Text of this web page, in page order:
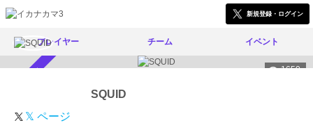
新規登録・ログイン
プレイヤー チーム イベント
1650
SQUID
𝕏 ページ